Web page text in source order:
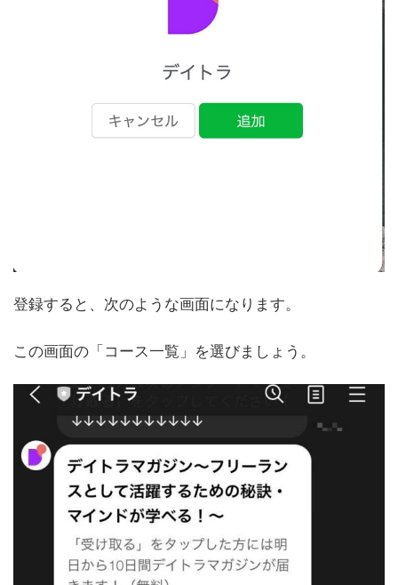
登録すると、次のような画面になります。
この画面の「コース一覧」を選びましょう。